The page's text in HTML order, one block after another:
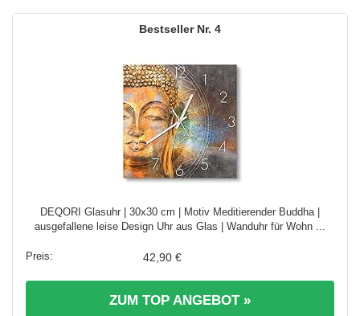
4
DEQORI Glasuhr | 30x30 cm | Motiv Meditierender Buddha |
ausgefallene leise Design Uhr aus Glas | Wanduhr für Wohn ...
42,90 €
ZUM TOP ANGEBOT »